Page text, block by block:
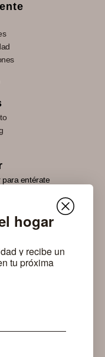
para entérate
hogar
y recibe un
tu próxima